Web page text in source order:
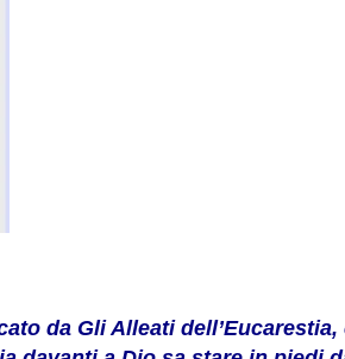
da Gli Alleati dell’Eucarestia,